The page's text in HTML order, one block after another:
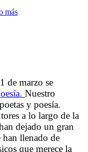
más
de marzo se
Nuestro
y poesía.
a lo largo de la
dejado un gran
han llenado de
que merece la